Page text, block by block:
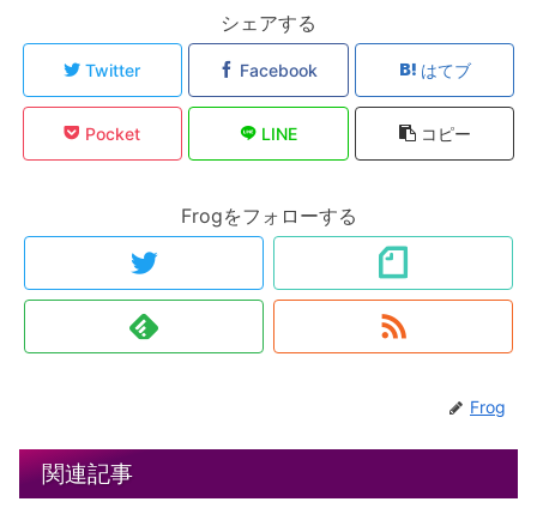
シェアする
Twitter Facebook はてブ
Pocket LINE コピー
Frogをフォローする
Frog
関連記事